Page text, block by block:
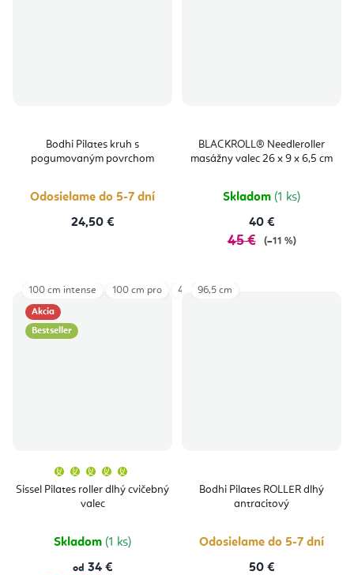
Bodhi Pilates kruh s
pogumovaným povrchom
Odosielame do 5-7 dní
24,50 €
BLACKROLL® Needleroller
masážny valec 26 x 9 x 6,5 cm
Skladom (1 ks)
40 €
45 € (–11 %)
Akcia
Bestseller
Sissel Pilates roller dlhý cvičebný
valec
produktu
je
Skladom (1 ks)
od 34 €
100 cm intense 100 cm pro 45 cm 90 cm pena
Bodhi Pilates ROLLER dlhý
antracitový
Odosielame do 5-7 dní
50 €
96,5 cm